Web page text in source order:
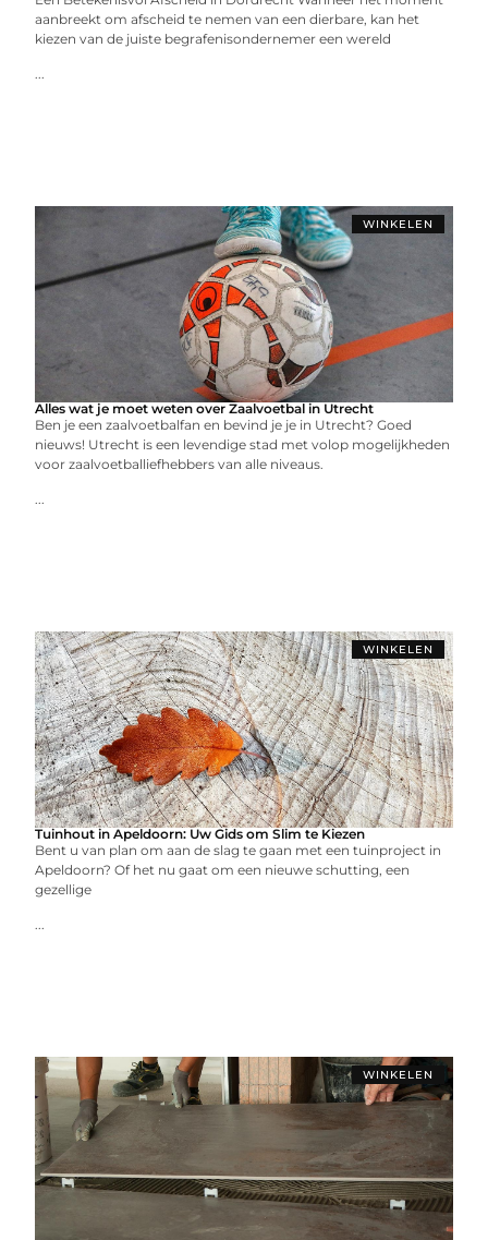
aanbreekt om afscheid te nemen van een dierbare, kan het
kiezen van de juiste begrafenisondernemer een wereld
...
WINKELEN
Alles wat je moet weten over Zaalvoetbal in Utrecht
Ben je een zaalvoetbalfan en bevind je je in Utrecht? Goed
nieuws! Utrecht is een levendige stad met volop mogelijkheden
voor zaalvoetballiefhebbers van alle niveaus.
...
WINKELEN
Tuinhout in Apeldoorn: Uw Gids om Slim te Kiezen
Bent u van plan om aan de slag te gaan met een tuinproject in
Apeldoorn? Of het nu gaat om een nieuwe schutting, een
gezellige
...
WINKELEN